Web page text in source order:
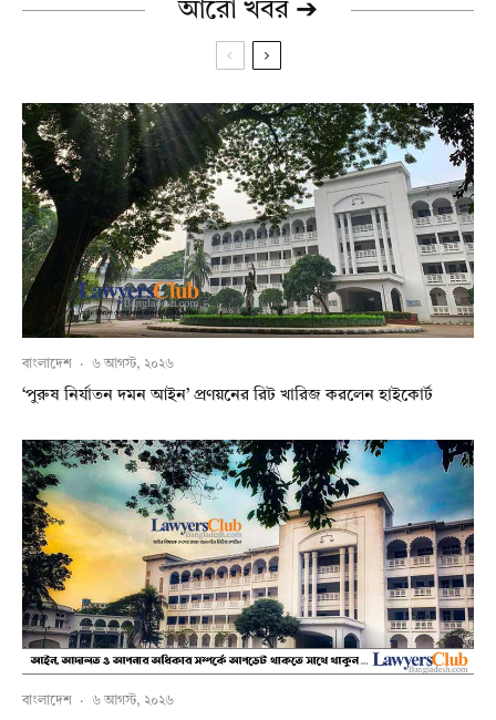
আরো খবর ➔
বাংলাদেশ · ৬ আগস্ট, ২০২৬
‘পুরুষ নির্যাতন দমন আইন’ প্রণয়নের রিট খারিজ করলেন হাইকোর্ট
বাংলাদেশ · ৬ আগস্ট, ২০২৬